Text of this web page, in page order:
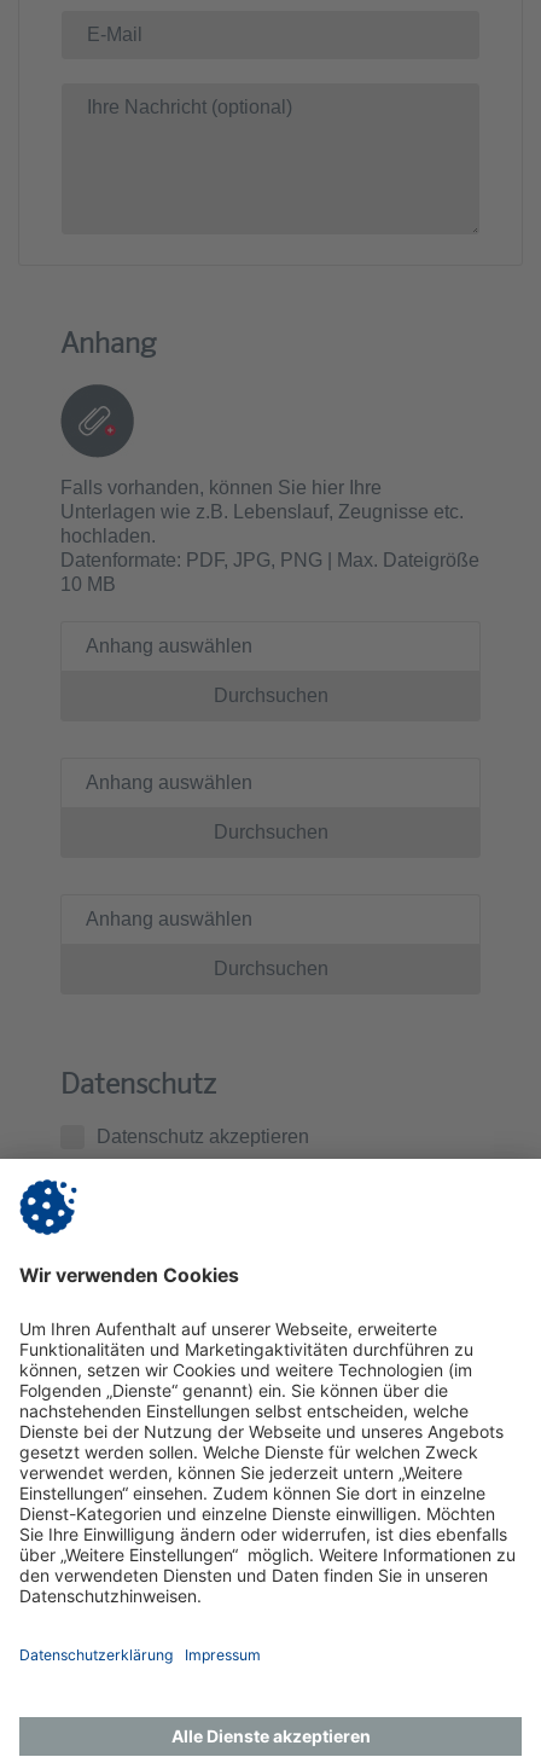
Anhang
Falls vorhanden, können Sie hier Ihre
Unterlagen wie z.B. Lebenslauf, Zeugnisse etc.
hochladen.
Datenformate: PDF, JPG, PNG | Max. Dateigröße
10 MB
Anhang auswählen
Durchsuchen
Anhang auswählen
Durchsuchen
Anhang auswählen
Durchsuchen
Datenschutz
Datenschutz akzeptieren
Ich habe die
genommen. Ich stimme zu, dass die von mir
übermittelten Daten zur Kontaktaufnahme und für
Datenschutz